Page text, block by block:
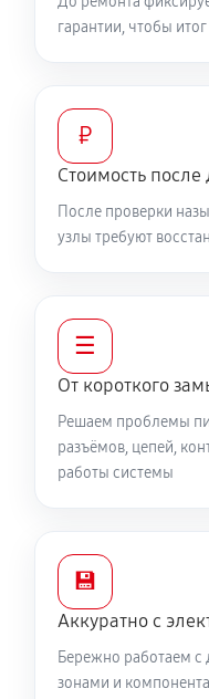
гарантии, чтобы
₽
Стоимость
После проверки
узлы требуют
☰
От короткого
Решаем проблемы
разъёмов, цепей,
работы системы
💾
Аккуратно с
Бережно работаем
зонами и